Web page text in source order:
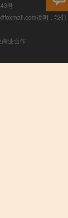
号
说明，我们
业合作